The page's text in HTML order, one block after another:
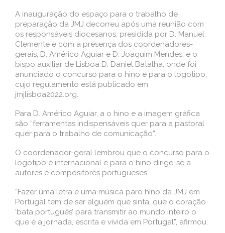
A inauguração do espaço para o trabalho de
preparação da JMJ decorreu após uma reunião com
os responsáveis diocesanos, presidida por D. Manuel
Clemente e com a presença dos coordenadores-
gerais, D. Américo Aguiar e D. Joaquim Mendes, e o
bispo auxiliar de Lisboa D. Daniel Batalha, onde foi
anunciado o concurso para o hino e para o logotipo,
cujo regulamento está publicado em
jmjlisboa2022.org.
Para D. Américo Aguiar, a o hino e a imagem gráfica
são “ferramentas indispensáveis quer para a pastoral
quer para o trabalho de comunicação”.
O coordenador-geral lembrou que o concurso para o
logotipo é internacional e para o hino dirige-se a
autores e compositores portugueses.
“Fazer uma letra e uma música paro hino da JMJ em
Portugal tem de ser alguém que sinta, que o coração
‘bata português’ para transmitir ao mundo inteiro o
que é a jornada, escrita e vivida em Portugal”, afirmou.